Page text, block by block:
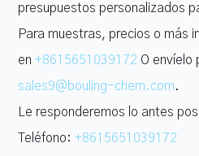
presupuestos personalizados
Para muestras, precios o más
en+8615651039172 O envíelo
sales9@bouling-chem.com.
Le responderemos lo antes
Teléfono:+8615651039172